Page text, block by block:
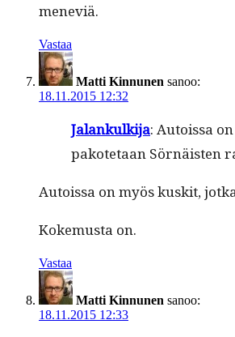
meneviä.
Vastaa
Matti Kinnunen sanoo:
18.11.2015 12:32
Jalankulk­i­ja: Autois­sa
pakote­taan Sörnäis­ten
Autois­sa on myös kuskit,
Koke­mus­ta on.
Vastaa
Matti Kinnunen sanoo:
18.11.2015 12:33